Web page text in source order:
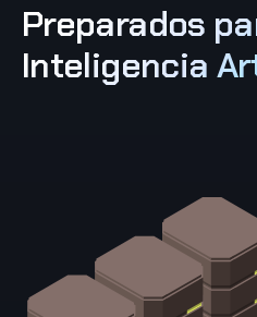
Preparados
Inteligencia